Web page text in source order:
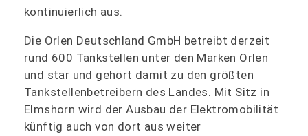
kontinuierlich aus.
Die Orlen Deutschland GmbH betreibt derzeit
rund 600 Tankstellen unter den Marken Orlen
und star und gehört damit zu den größten
Tankstellenbetreibern des Landes. Mit Sitz in
Elmshorn wird der Ausbau der Elektromobilität
künftig auch von dort aus weiter